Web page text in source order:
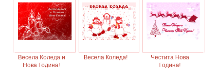
Весела Коледа и
Нова Година!
Весела Коледа!
Честита Нова
Година!